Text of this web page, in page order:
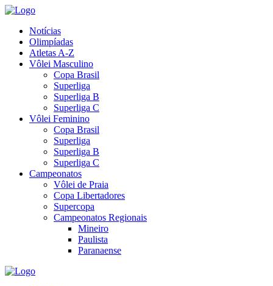
Notícias
Olimpíadas
Atletas A-Z
Vôlei Masculino
Copa Brasil
Superliga
Superliga B
Superliga C
Vôlei Feminino
Copa Brasil
Superliga
Superliga B
Superliga C
Campeonatos
Vôlei de Praia
Copa Libertadores
Supercopa
Campeonatos Regionais
Mineiro
Paulista
Paranaense